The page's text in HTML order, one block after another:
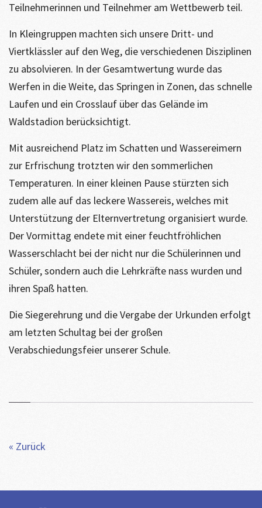
Teilnehmerinnen und Teilnehmer am Wettbewerb teil.
In Kleingruppen machten sich unsere Dritt- und
Viertklässler auf den Weg, die verschiedenen Disziplinen
zu absolvieren. In der Gesamtwertung wurde das
Werfen in die Weite, das Springen in Zonen, das schnelle
Laufen und ein Crosslauf über das Gelände im
Waldstadion berücksichtigt.
Mit ausreichend Platz im Schatten und Wassereimern
zur Erfrischung trotzten wir den sommerlichen
Temperaturen. In einer kleinen Pause stürzten sich
zudem alle auf das leckere Wassereis, welches mit
Unterstützung der Elternvertretung organisiert wurde.
Der Vormittag endete mit einer feuchtfröhlichen
Wasserschlacht bei der nicht nur die Schülerinnen und
Schüler, sondern auch die Lehrkräfte nass wurden und
ihren Spaß hatten.
Die Siegerehrung und die Vergabe der Urkunden erfolgt
am letzten Schultag bei der großen
Verabschiedungsfeier unserer Schule.
« Zurück